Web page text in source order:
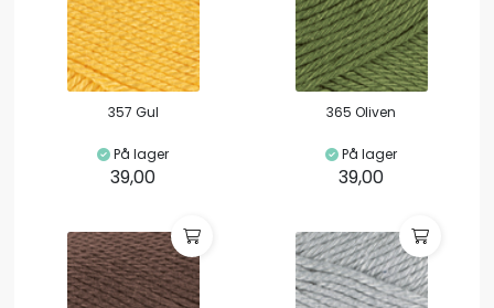
357 Gul
På lager
39,00
365 Oliven
På lager
39,00